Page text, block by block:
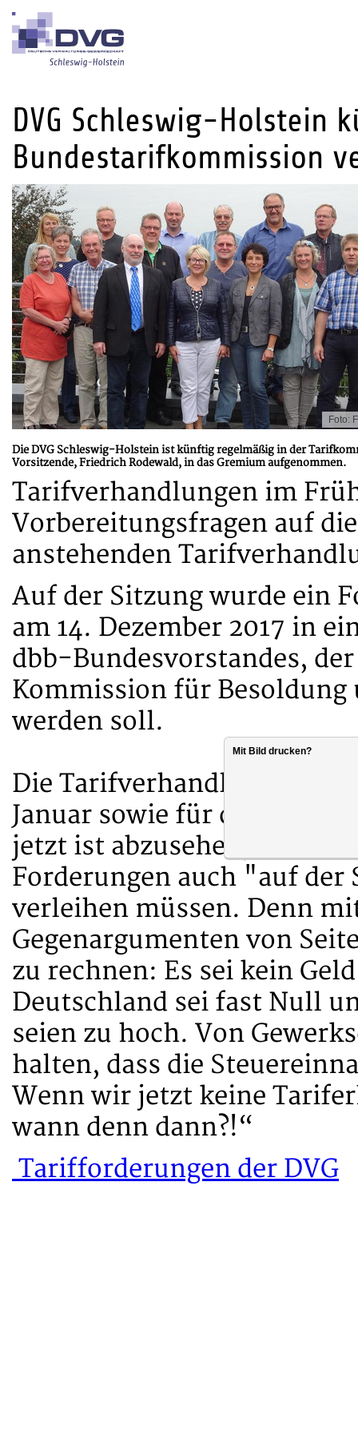
DVG Schleswig-Holstein
Bundestarifkommission
Foto:
Die DVG Schleswig-Holstein ist künftig regelmäßig in der
Vorsitzende, Friedrich Rodewald, in das Gremium aufgenommen.
Tarifverhandlungen im
Vorbereitungsfragen auf
anstehenden
Auf der Sitzung wurde ein
am 14. Dezember 2017 in
dbb-Bundesvorstandes,
Kommission für Besoldung
werden soll.
Die Tarifverhandlungen
Januar sowie für den 16. /
jetzt ist abzusehen, dass
Forderungen auch "auf der
verleihen müssen. Denn
Gegenargumenten von
zu rechnen: Es sei kein
Deutschland sei fast Null
seien zu hoch. Von
halten, dass die
Wenn wir jetzt keine
wann denn dann?!“
Tarifforderungen der DVG
Mit Bild drucken?